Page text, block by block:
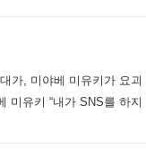
가, 미야베 미유키가 요
미유키 “내가 SNS를 하지